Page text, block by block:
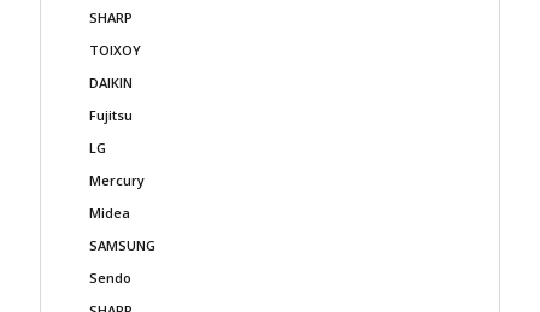
SHARP
ΤΟΙΧΟΥ
DAIKIN
Fujitsu
LG
Mercury
Midea
SAMSUNG
Sendo